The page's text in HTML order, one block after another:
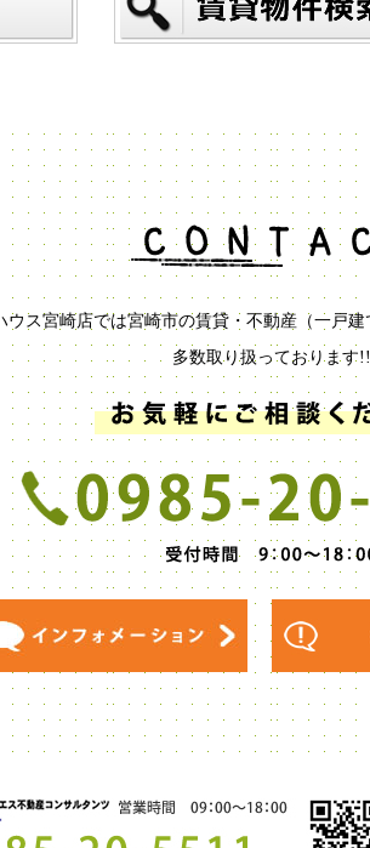
ウス宮崎店では宮崎市の賃貸・不動産（一戸
多数取り扱っております!!